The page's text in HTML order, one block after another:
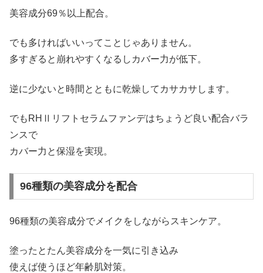
美容成分69％以上配合。
でも多ければいいってことじゃありません。
多すぎると崩れやすくなるしカバー力が低下。
逆に少ないと時間とともに乾燥してカサカサします。
でもRHⅡリフトセラムファンデはちょうど良い配合バラ
ンスで
カバー力と保湿を実現。
96種類の美容成分を配合
96種類の美容成分でメイクをしながらスキンケア。
塗ったとたん美容成分を一気に引き込み
使えば使うほど年齢肌対策。